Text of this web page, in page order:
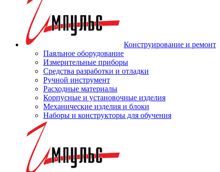
Конструирование и ремонт
Паяльное оборудование
Измерительные приборы
Средства разработки и отладки
Ручной инструмент
Расходные материалы
Корпусные и установочные изделия
Механические изделия и блоки
Наборы и конструкторы для обучения